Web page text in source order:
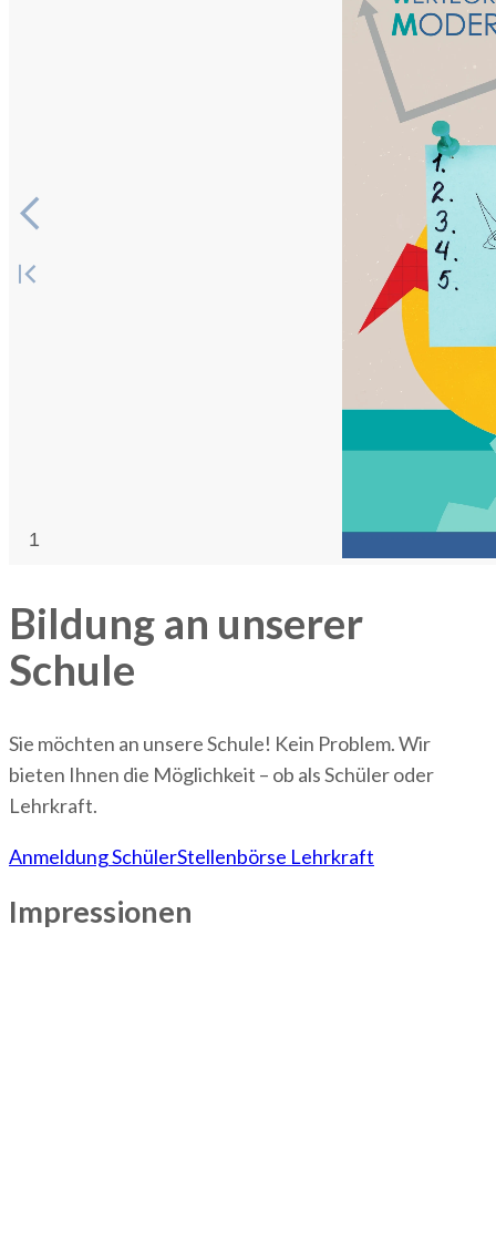
Bildung an unserer
Schule
Sie möchten an unsere Schule! Kein Problem. Wir
bieten Ihnen die Möglichkeit – ob als Schüler oder
Lehrkraft.
Anmeldung SchülerStellenbörse Lehrkraft
Impressionen